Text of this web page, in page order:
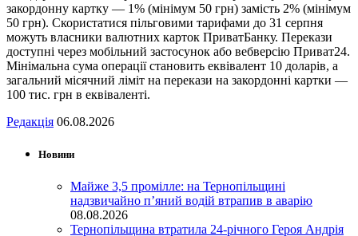
закордонну картку — 1% (мінімум 50 грн) замість 2% (мінімум
50 грн). Скористатися пільговими тарифами до 31 серпня
можуть власники валютних карток ПриватБанку. Перекази
доступні через мобільний застосунок або вебверсію Приват24.
Мінімальна сума операції становить еквівалент 10 доларів, а
загальний місячний ліміт на перекази на закордонні картки —
100 тис. грн в еквіваленті.
Редакція 06.08.2026
Новини
Майже 3,5 промілле: на Тернопільщині
надзвичайно п’яний водій втрапив в аварію
08.08.2026
Тернопільщина втратила 24-річного Героя Андрія